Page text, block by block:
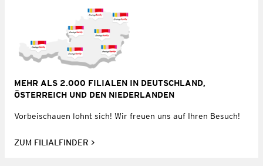
MEHR ALS 2.000 FILIALEN IN DEUTSCHLAND,
ÖSTERREICH UND DEN NIEDERLANDEN
Vorbeischauen lohnt sich! Wir freuen uns auf Ihren Besuch!
ZUM FILIALFINDER